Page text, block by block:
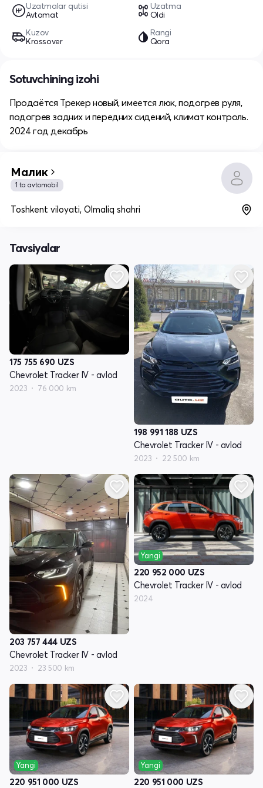
Uzatmalar qutisi
Avtomat
Uzatma
Oldi
Kuzov
Krossover
Rangi
Qora
Sotuvchining izohi
Продаётся Трекер новый, имеется люк, подогрев руля,
подогрев задних и передних сидений, климат контроль.
2024 год декабрь
Малик
1 ta avtomobil
Toshkent viloyati, Olmaliq shahri
Tavsiyalar
175 755 690 UZS
Chevrolet Tracker IV - avlod
2023 76 000 km
198 991 188 UZS
Chevrolet Tracker IV - avlod
2023 22 500 km
203 757 444 UZS
Chevrolet Tracker IV - avlod
2023 23 500 km
Yangi
220 952 000 UZS
Chevrolet Tracker IV - avlod
2024
Yangi
220 951 000 UZS
Yangi
220 951 000 UZS